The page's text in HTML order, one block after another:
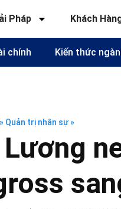
Pháp Khách
chính Kiến thức
Quản trị nhân sự»